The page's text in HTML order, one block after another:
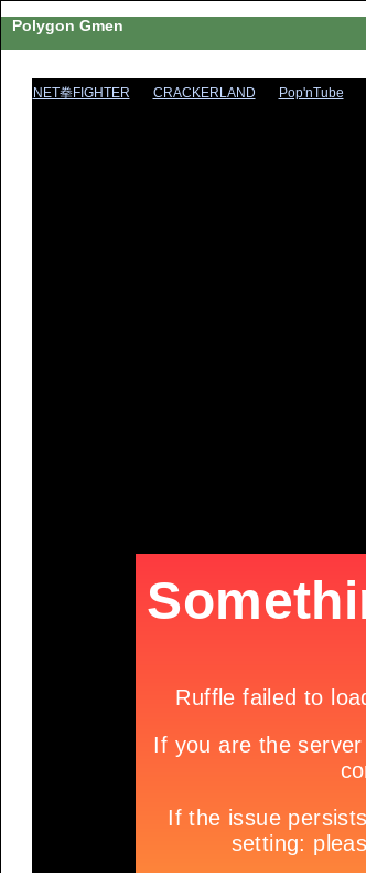
Polygon Gmen
NET拳FIGHTER CRACKERLAND Pop'nTube